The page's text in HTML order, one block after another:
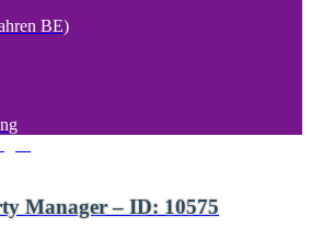
BE)
Manager – ID: 10575